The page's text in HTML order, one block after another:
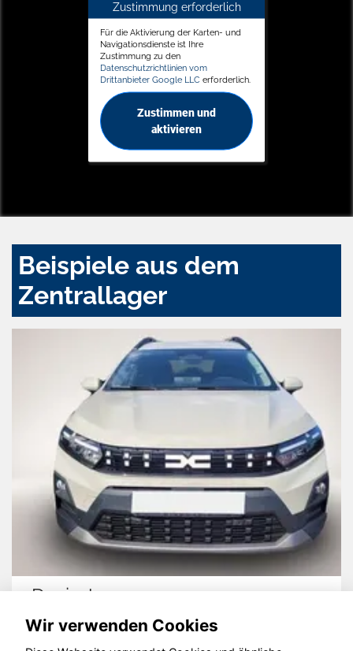
Zustimmung erforderlich
Für die Aktivierung der Karten- und
Navigationsdienste ist Ihre
Zustimmung zu den
Datenschutzrichtlinien vom
Drittanbieter Google LLC erforderlich.
Zustimmen und
aktivieren
Beispiele aus dem
Zentrallager
Dacia Jogger
Wir verwenden Cookies